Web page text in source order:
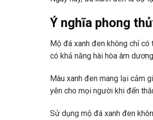
Ý nghĩa phong
Mộ đá xanh đen không chỉ có
có khả năng hài hòa âm
Màu xanh đen mang lại cảm
yên cho mọi người khi đến
Sử dụng mộ đá xanh đen